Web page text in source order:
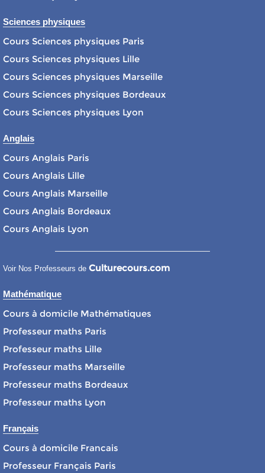
Sciences physiques
Cours Sciences physiques Paris
Cours Sciences physiques Lille
Cours Sciences physiques Marseille
Cours Sciences physiques Bordeaux
Cours Sciences physiques Lyon
Anglais
Cours Anglais Paris
Cours Anglais Lille
Cours Anglais Marseille
Cours Anglais Bordeaux
Cours Anglais Lyon
Voir Nos Professeurs de Culturecours.com
Mathématique
Cours à domicile Mathématiques
Professeur maths Paris
Professeur maths Lille
Professeur maths Marseille
Professeur maths Bordeaux
Professeur maths Lyon
Français
Cours à domicile Francais
Professeur Français Paris